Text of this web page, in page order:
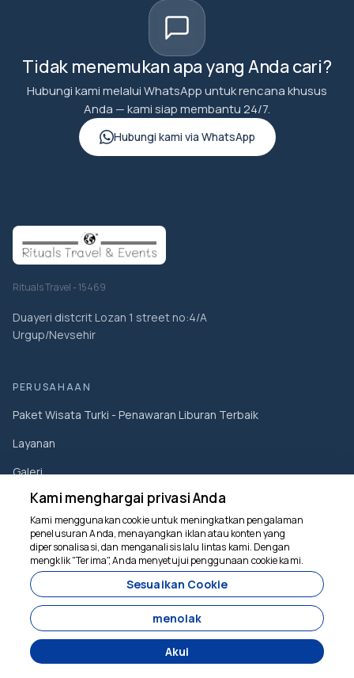
Tidak menemukan apa yang Anda cari?
Hubungi kami melalui WhatsApp untuk rencana khusus
Anda — kami siap membantu 24/7.
Hubungi kami via WhatsApp
Rituals Travel - 15469
Duayeri distcrit Lozan 1 street no:4/A
Urgup/Nevsehir
PERUSAHAAN
Paket Wisata Turki - Penawaran Liburan Terbaik
Layanan
Galeri
Tentang Kami
Kontak
Blog
Syarat dan Ketentuan
Kebijakan Privasi
PEMBATALAN DAN PENGEMBALIAN UANG
Kami menghargai privasi Anda
Kami menggunakan cookie untuk meningkatkan pengalaman
penelusuran Anda, menayangkan iklan atau konten yang
dipersonalisasi, dan menganalisis lalu lintas kami. Dengan
mengklik "Terima", Anda menyetujui penggunaan cookie kami.
Sesuaikan Cookie
menolak
Akui
Kami siap membantu